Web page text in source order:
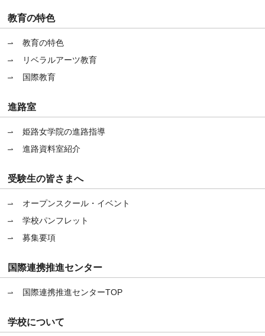
教育の特色
教育の特色
リベラルアーツ教育
国際教育
進路室
姫路女学院の進路指導
進路資料室紹介
受験生の皆さまへ
オープンスクール・イベント
学校パンフレット
募集要項
国際連携推進センター
国際連携推進センターTOP
学校について